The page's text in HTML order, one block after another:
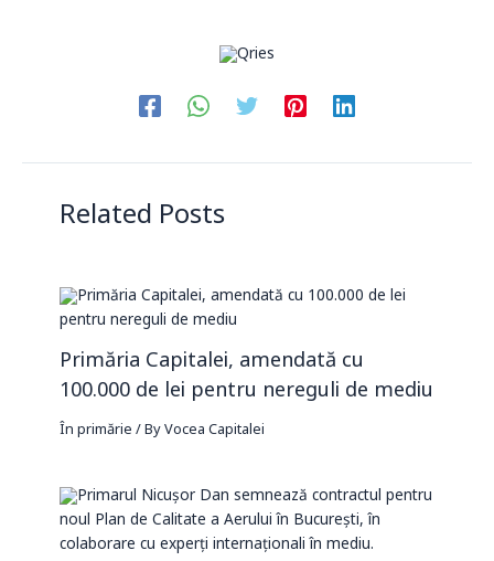
Related Posts
Primăria Capitalei, amendată cu
100.000 de lei pentru nereguli de mediu
În primărie / ByVocea Capitalei